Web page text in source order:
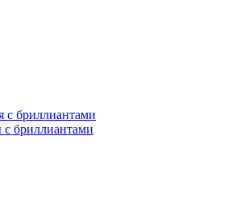
с бриллиантами
с бриллиантами